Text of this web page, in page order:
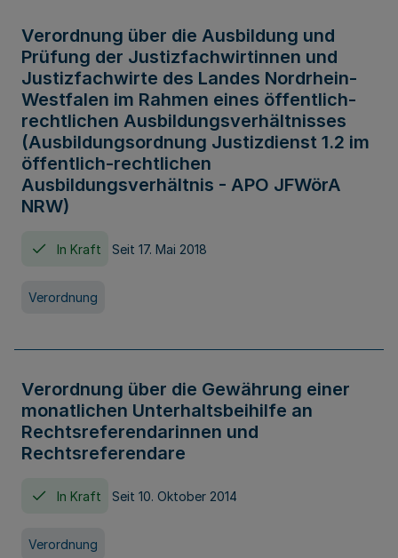
Verordnung über die Ausbildung und
Prüfung der Justizfachwirtinnen und
Justizfachwirte des Landes Nordrhein-
Westfalen im Rahmen eines öffentlich-
rechtlichen Ausbildungsverhältnisses
(Ausbildungsordnung Justizdienst 1.2 im
öffentlich-rechtlichen
Ausbildungsverhältnis - APO JFWörA
NRW)
In Kraft Seit 17. Mai 2018
Verordnung
Verordnung über die Gewährung einer
monatlichen Unterhaltsbeihilfe an
Rechtsreferendarinnen und
Rechtsreferendare
In Kraft Seit 10. Oktober 2014
Verordnung